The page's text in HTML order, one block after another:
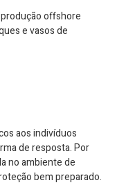
offshore
e vasos de
aos indivíduos
de resposta. Por
no ambiente de
bem preparado.